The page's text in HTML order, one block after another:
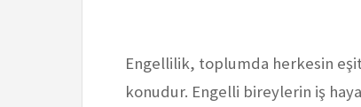
Engellilik, toplumda herkesin
konudur. Engelli bireylerin iş